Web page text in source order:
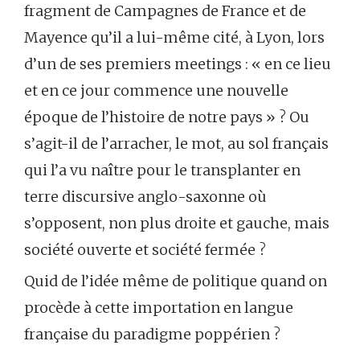
fragment de Campagnes de France et de
Mayence qu’il a lui-même cité, à Lyon, lors
d’un de ses premiers meetings : « en ce lieu
et en ce jour commence une nouvelle
époque de l’histoire de notre pays » ? Ou
s’agit-il de l’arracher, le mot, au sol français
qui l’a vu naître pour le transplanter en
terre discursive anglo-saxonne où
s’opposent, non plus droite et gauche, mais
société ouverte et société fermée ?
Quid de l’idée même de politique quand on
procède à cette importation en langue
française du paradigme poppérien ?